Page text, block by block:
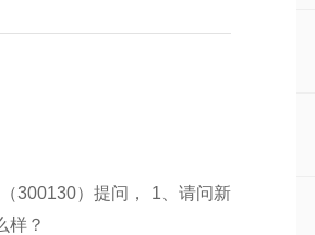
300130）提问， 1、请问新
样？